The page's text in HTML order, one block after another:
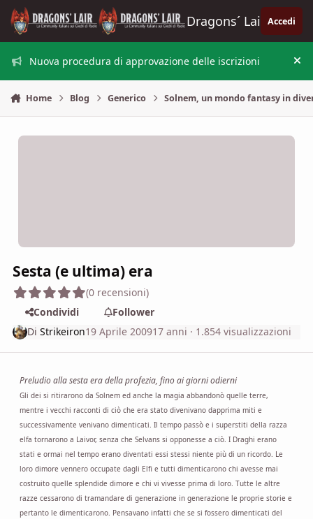
Vai al contenuto
Dragons´ Lair Accedi
Nuova procedura di approvazione delle iscrizioni
Home Blog Generico Solnem, un mondo fantasy in
Sesta (e ultima) era
(0 recensioni)
Condividi
Follower
DiStrikeiron19 Aprile 200917 anni · 1.854 visualizzazioni
Preludio alla sesta era della profezia, fino ai giorni odierni
Gli dei si ritirarono da Solnem ed anche la magia abbandonò quelle terre,
mentre i vecchi racconti di ciò che era stato divenivano dapprima miti e
successivamente venivano dimenticati. Il tempo passò e i superstiti della razza
elfa tornarono a Laivor, senza che Selvans si opponesse a ciò. I Draghi erano
stati e ormai nel tempo erano diventati essi stessi niente più di un ricordo. Le
loro dimore vennero occupate dagli Elfi e tutti dimenticarono chi avesse mai
costruito quelle splendide dimore e chi vi vivesse prima di loro. Tutte le altre
razze cessarono di tramandare di generazione in generazione le proprie storie e
pertanto le dimenticarono. Pensavano infatti che se si fossero dimenticati del